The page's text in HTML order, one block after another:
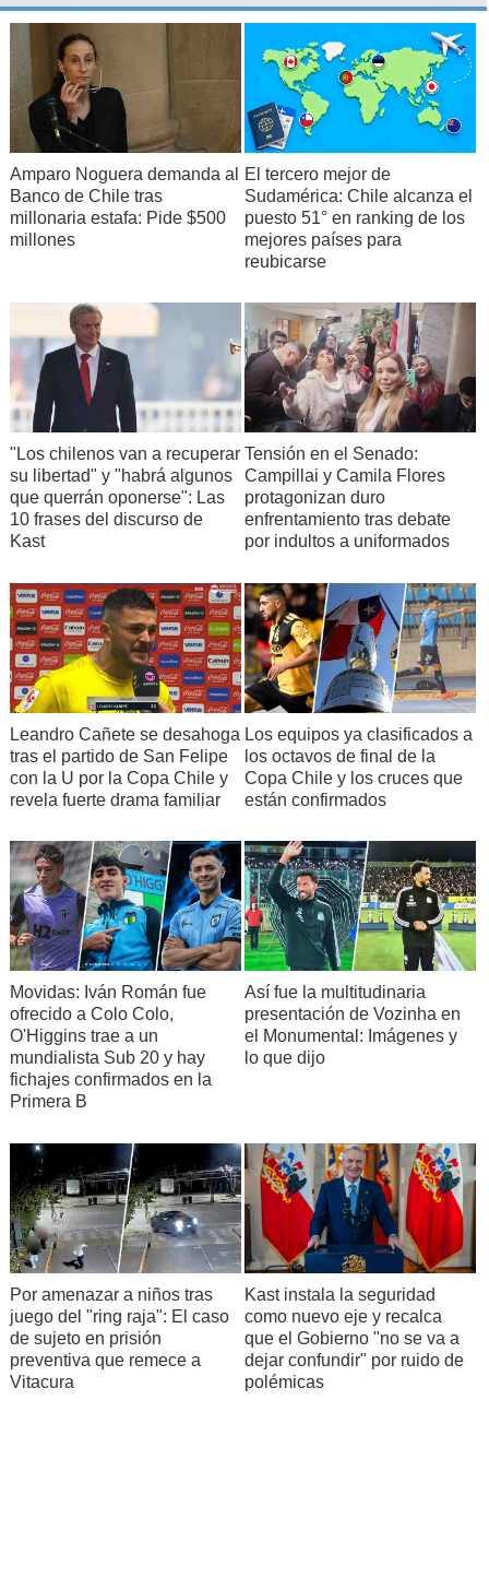
Amparo Noguera demanda al
Banco de Chile tras
millonaria estafa: Pide $500
millones
El tercero mejor de
Sudamérica: Chile alcanza el
puesto 51° en ranking de los
mejores países para
reubicarse
"Los chilenos van a recuperar
su libertad" y "habrá algunos
que querrán oponerse": Las
10 frases del discurso de
Kast
Tensión en el Senado:
Campillai y Camila Flores
protagonizan duro
enfrentamiento tras debate
por indultos a uniformados
Leandro Cañete se desahoga
tras el partido de San Felipe
con la U por la Copa Chile y
revela fuerte drama familiar
Los equipos ya clasificados a
los octavos de final de la
Copa Chile y los cruces que
están confirmados
Movidas: Iván Román fue
ofrecido a Colo Colo,
O'Higgins trae a un
mundialista Sub 20 y hay
fichajes confirmados en la
Primera B
Así fue la multitudinaria
presentación de Vozinha en
el Monumental: Imágenes y
lo que dijo
Por amenazar a niños tras
juego del "ring raja": El caso
de sujeto en prisión
preventiva que remece a
Vitacura
Kast instala la seguridad
como nuevo eje y recalca
que el Gobierno "no se va a
dejar confundir" por ruido de
polémicas